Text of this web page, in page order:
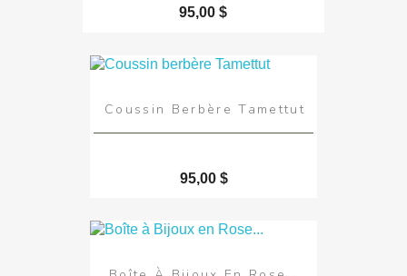
95,00 $
Coussin Berbère Tamettut
95,00 $